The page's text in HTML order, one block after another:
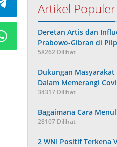
Artikel Populer
Deretan Artis dan
Prabowo-Gibran di
58262 Dilihat
Dukungan
Dalam Memerangi
34317 Dilihat
Bagaimana Cara
28107 Dilihat
2 WNI Positif Terkena